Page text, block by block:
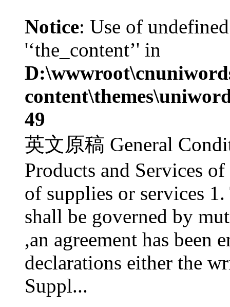
Notice: Use of
'‘the_content’' in
49
英文原稿 General
Products and Services
of supplies or services
shall be governed by
,an agreement has been
declarations either the
Suppl...